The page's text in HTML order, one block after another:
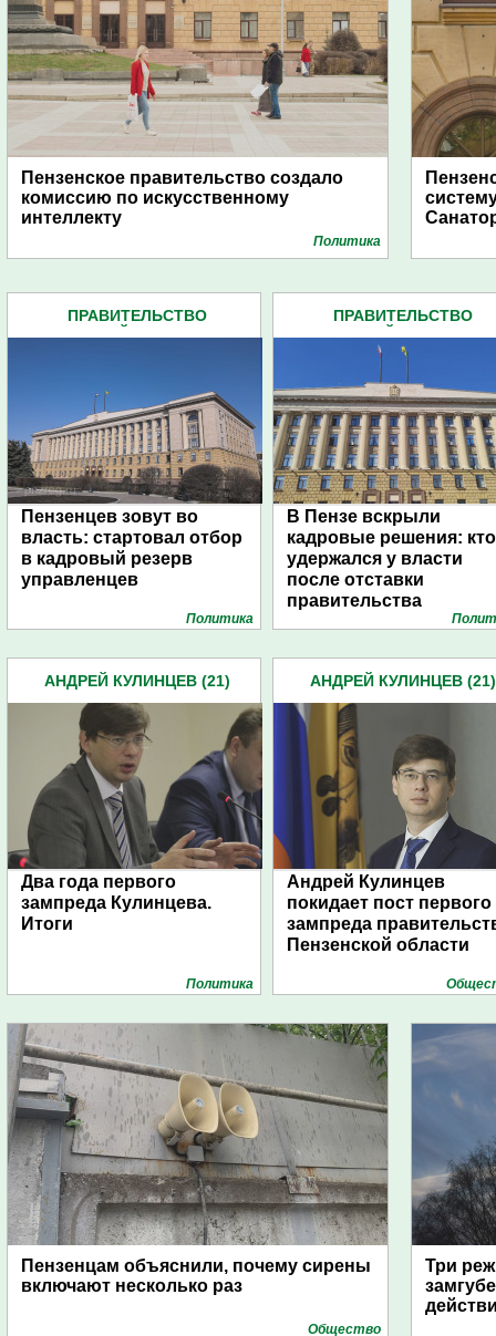
Пензенское правительство создало
комиссию по искусственному
интеллекту
Политика
ПРАВИТЕЛЬСТВО
Пензенцев зовут во
власть: стартовал отбор
в кадровый резерв
управленцев
Политика
ПРАВИТЕЛЬСТВО
В Пензе вскрыли
кадровые решения: кто
удержался у власти
после отставки
правительства
АНДРЕЙ КУЛИНЦЕВ (21)
Два года первого
зампреда Кулинцева.
Итоги
Политика
АНДРЕЙ КУЛИНЦЕВ (21)
Андрей Кулинцев
покидает пост первого
зампреда
Пензенской области
Пензенцам объяснили, почему сирены
включают несколько раз
Общество
Три